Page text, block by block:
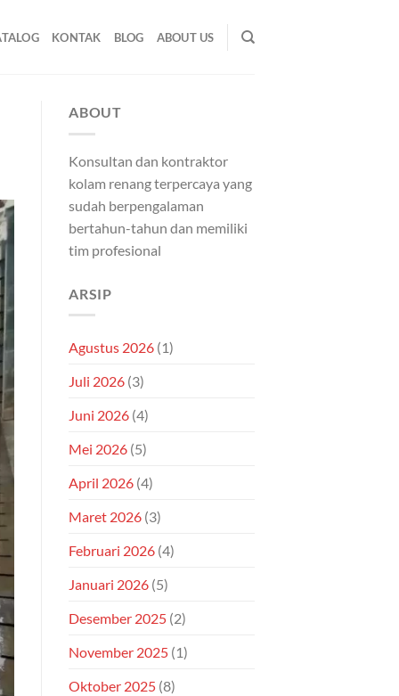
KONTAK BLOG ABOUT US
ABOUT
Konsultan dan kontraktor
kolam renang terpercaya yang
sudah berpengalaman
bertahun-tahun dan memiliki
tim profesional
ARSIP
Agustus 2026 (1)
Juli 2026 (3)
Juni 2026 (4)
Mei 2026 (5)
April 2026 (4)
Maret 2026 (3)
Februari 2026 (4)
Januari 2026 (5)
Desember 2025 (2)
November 2025 (1)
Oktober 2025 (8)